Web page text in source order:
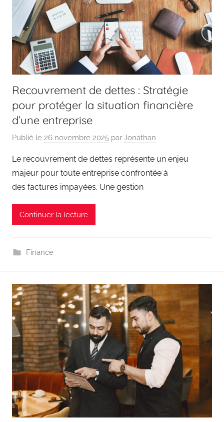
Recouvrement de dettes : Stratégie
pour protéger la situation financière
d’une entreprise
Publié le 26 novembre 2025 par Jonathan
Le recouvrement de dettes représente un enjeu
majeur pour toute entreprise confrontée à
des factures impayées. Une gestion
Continuer la lecture
Finance